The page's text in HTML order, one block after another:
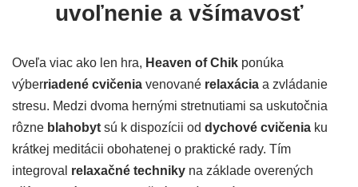
uvoľnenie a všímavosť
Oveľa viac ako len hra, Heaven of Chik ponúka
výberriadené cvičenia venované relaxácia a zvládanie
stresu. Medzi dvoma hernými stretnutiami sa uskutočnia
rôzne blahobyt sú k dispozícii od dychové cvičenia ku
krátkej meditácii obohatenej o praktické rady. Tím
integroval relaxačné techniky na základe overených